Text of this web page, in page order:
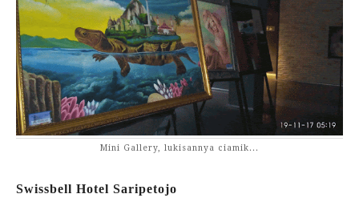
Mini Gallery, lukisannya ciamik...
Swissbell Hotel Saripetojo